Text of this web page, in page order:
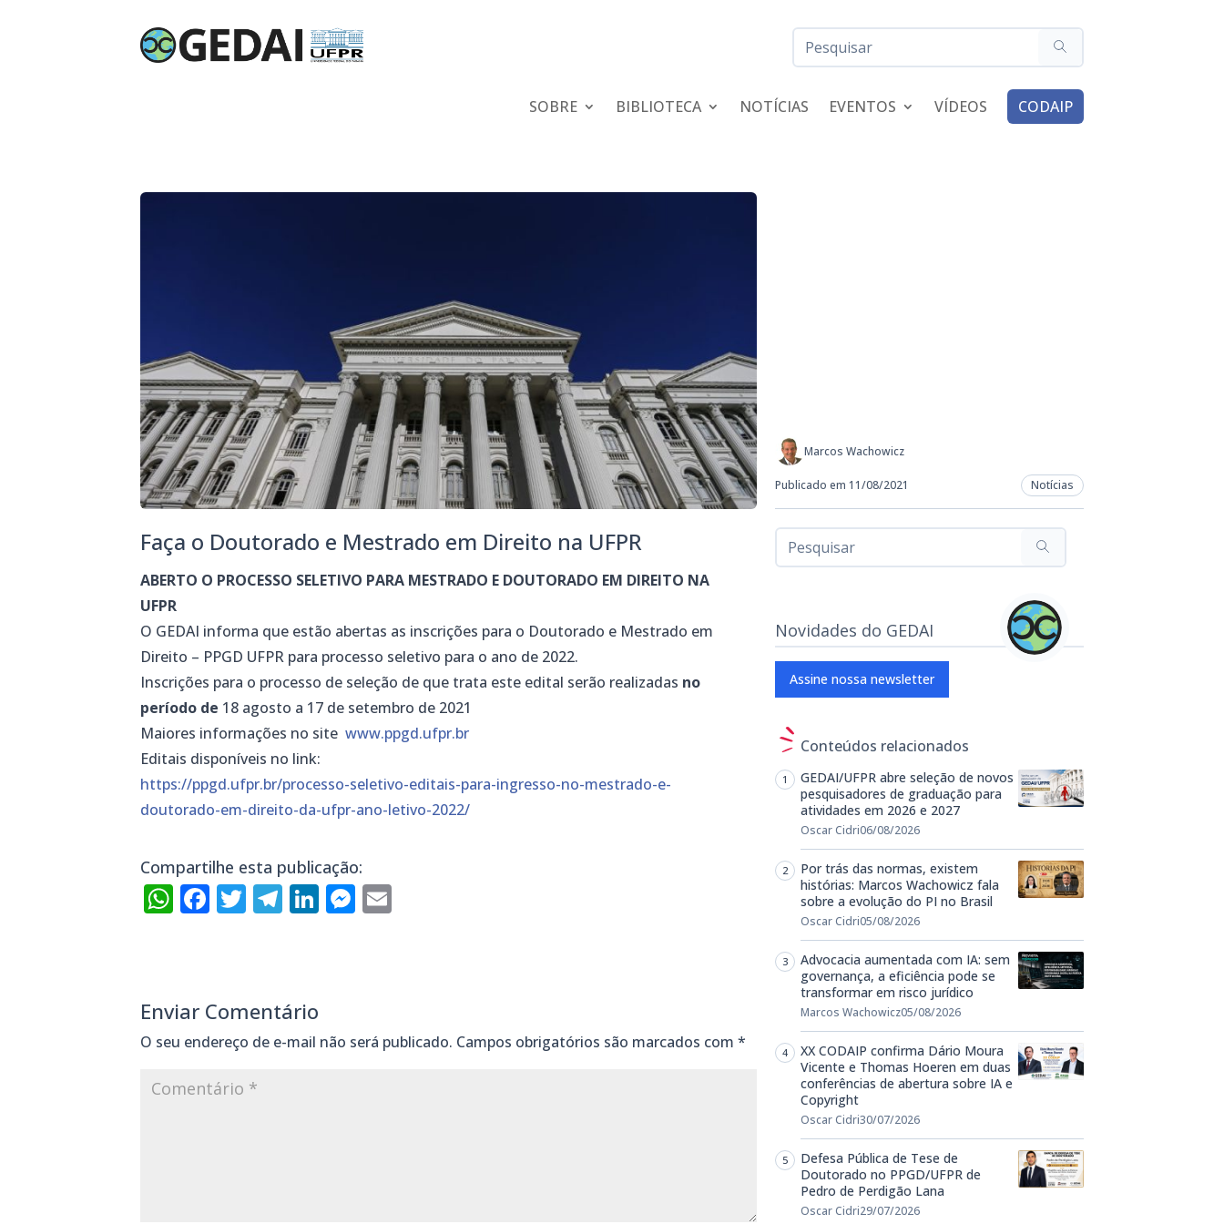
SOBRE BIBLIOTECA NOTÍCIAS EVENTOS VÍDEOS CODAIP
Faça o Doutorado e Mestrado em Direito na UFPR
ABERTO O PROCESSO SELETIVO PARA MESTRADO E DOUTORADO EM DIREITO NA
UFPR
O GEDAI informa que estão abertas as inscrições para o Doutorado e Mestrado em
Direito – PPGD UFPR para processo seletivo para o ano de 2022.
Inscrições para o processo de seleção de que trata este edital serão realizadas no
período de 18 agosto a 17 de setembro de 2021
Maiores informações no sitewww.ppgd.ufpr.br
Editais disponíveis no link:
https://ppgd.ufpr.br/processo-seletivo-editais-para-ingresso-no-mestrado-e-
doutorado-em-direito-da-ufpr-ano-letivo-2022/
Compartilhe esta publicação:
WhatsApp
Facebook
Twitter
Telegram
LinkedIn
Messenger
Enviar Comentário
O seu endereço de e-mail não será publicado. Campos obrigatórios são marcados com*
Marcos Wachowicz
Publicado em 11/08/2021 Notícias
Novidades do GEDAI
Assine nossa newsletter
Conteúdos relacionados
GEDAI/UFPR abre seleção de novos
pesquisadores de graduação para
atividades em 2026 e 2027
Oscar Cidri06/08/2026
Por trás das normas, existem
histórias: Marcos Wachowicz fala
sobre a evolução do PI no Brasil
Oscar Cidri05/08/2026
Advocacia aumentada com IA: sem
governança, a eficiência pode se
transformar em risco jurídico
Marcos Wachowicz05/08/2026
XX CODAIP confirma Dário Moura
Vicente e Thomas Hoeren em duas
conferências de abertura sobre IA e
Copyright
Oscar Cidri30/07/2026
Defesa Pública de Tese de
Doutorado no PPGD/UFPR de
Pedro de Perdigão Lana
Oscar Cidri29/07/2026